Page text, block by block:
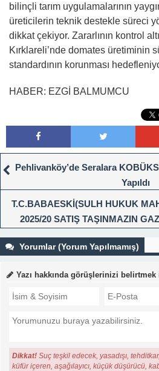
bilinçli tarım uygulamalarının
üreticilerin teknik destekle süreci
dikkat çekiyor. Zararlının kontrol
Kırklareli’nde domates üretiminin
standardının korunması
HABER: EZGİ BALMUMCU
Pehlivanköy’de Seralara
Yapıldı
T.C.BABAESKİ(SULH HUKUK
2025/20 SATIŞ TAŞINMAZIN
Yorumlar (Yorum Yapılmamış)
Yazı hakkında görüşlerinizi
Dikkat! Suç teşkil edecek, yasadışı,
küfür içeren, aşağılayıcı, küçük düşürücü,